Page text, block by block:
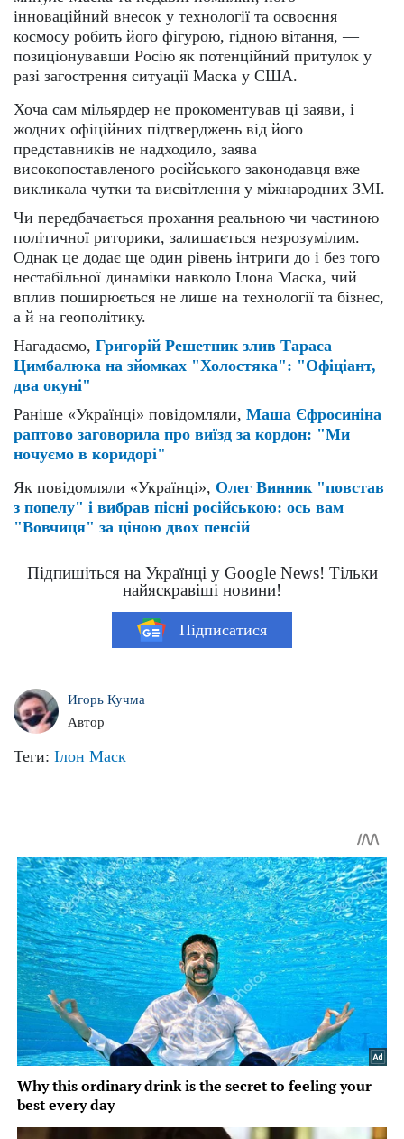
інноваційний внесок у технології та освоєння
космосу робить його фігурою, гідною вітання, —
позиціонувавши Росію як потенційний притулок у
разі загострення ситуації Маска у США.
Хоча сам мільярдер не прокоментував ці заяви, і
жодних офіційних підтверджень від його
представників не надходило, заява
високопоставленого російського законодавця вже
викликала чутки та висвітлення у міжнародних ЗМІ.
Чи передбачається прохання реальною чи частиною
політичної риторики, залишається незрозумілим.
Однак це додає ще один рівень інтриги до і без того
нестабільної динаміки навколо Ілона Маска, чий
вплив поширюється не лише на технології та бізнес,
а й на геополітику.
Нагадаємо, Григорій Решетник злив Тараса
Цимбалюка на зйомках "Холостяка": "Офіціант,
два окуні"
Раніше «Українці» повідомляли, Маша Єфросиніна
раптово заговорила про виїзд за кордон: "Ми
ночуємо в коридорі"
Як повідомляли «Українці», Олег Винник "повстав
з попелу" і вибрав пісні російською: ось вам
"Вовчиця" за ціною двох пенсій
Підпишіться на Українці у Google News! Тільки
найяскравіші новини!
Підписатися
Игорь Кучма
Автор
Теги: Ілон Маск